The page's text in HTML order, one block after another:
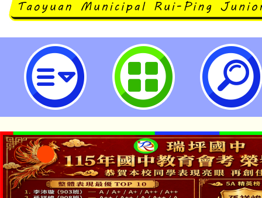
國立成功大學辦理「2024年秋季
報名-桃園市立瑞坪國民中學